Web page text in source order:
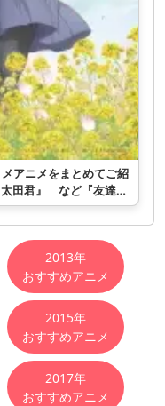
アニメをまとめてご紹
田君』 など『友達の
ナップ！来季アニメ！
2013年
おすすめアニメ
2015年
おすすめアニメ
2017年
おすすめアニメ